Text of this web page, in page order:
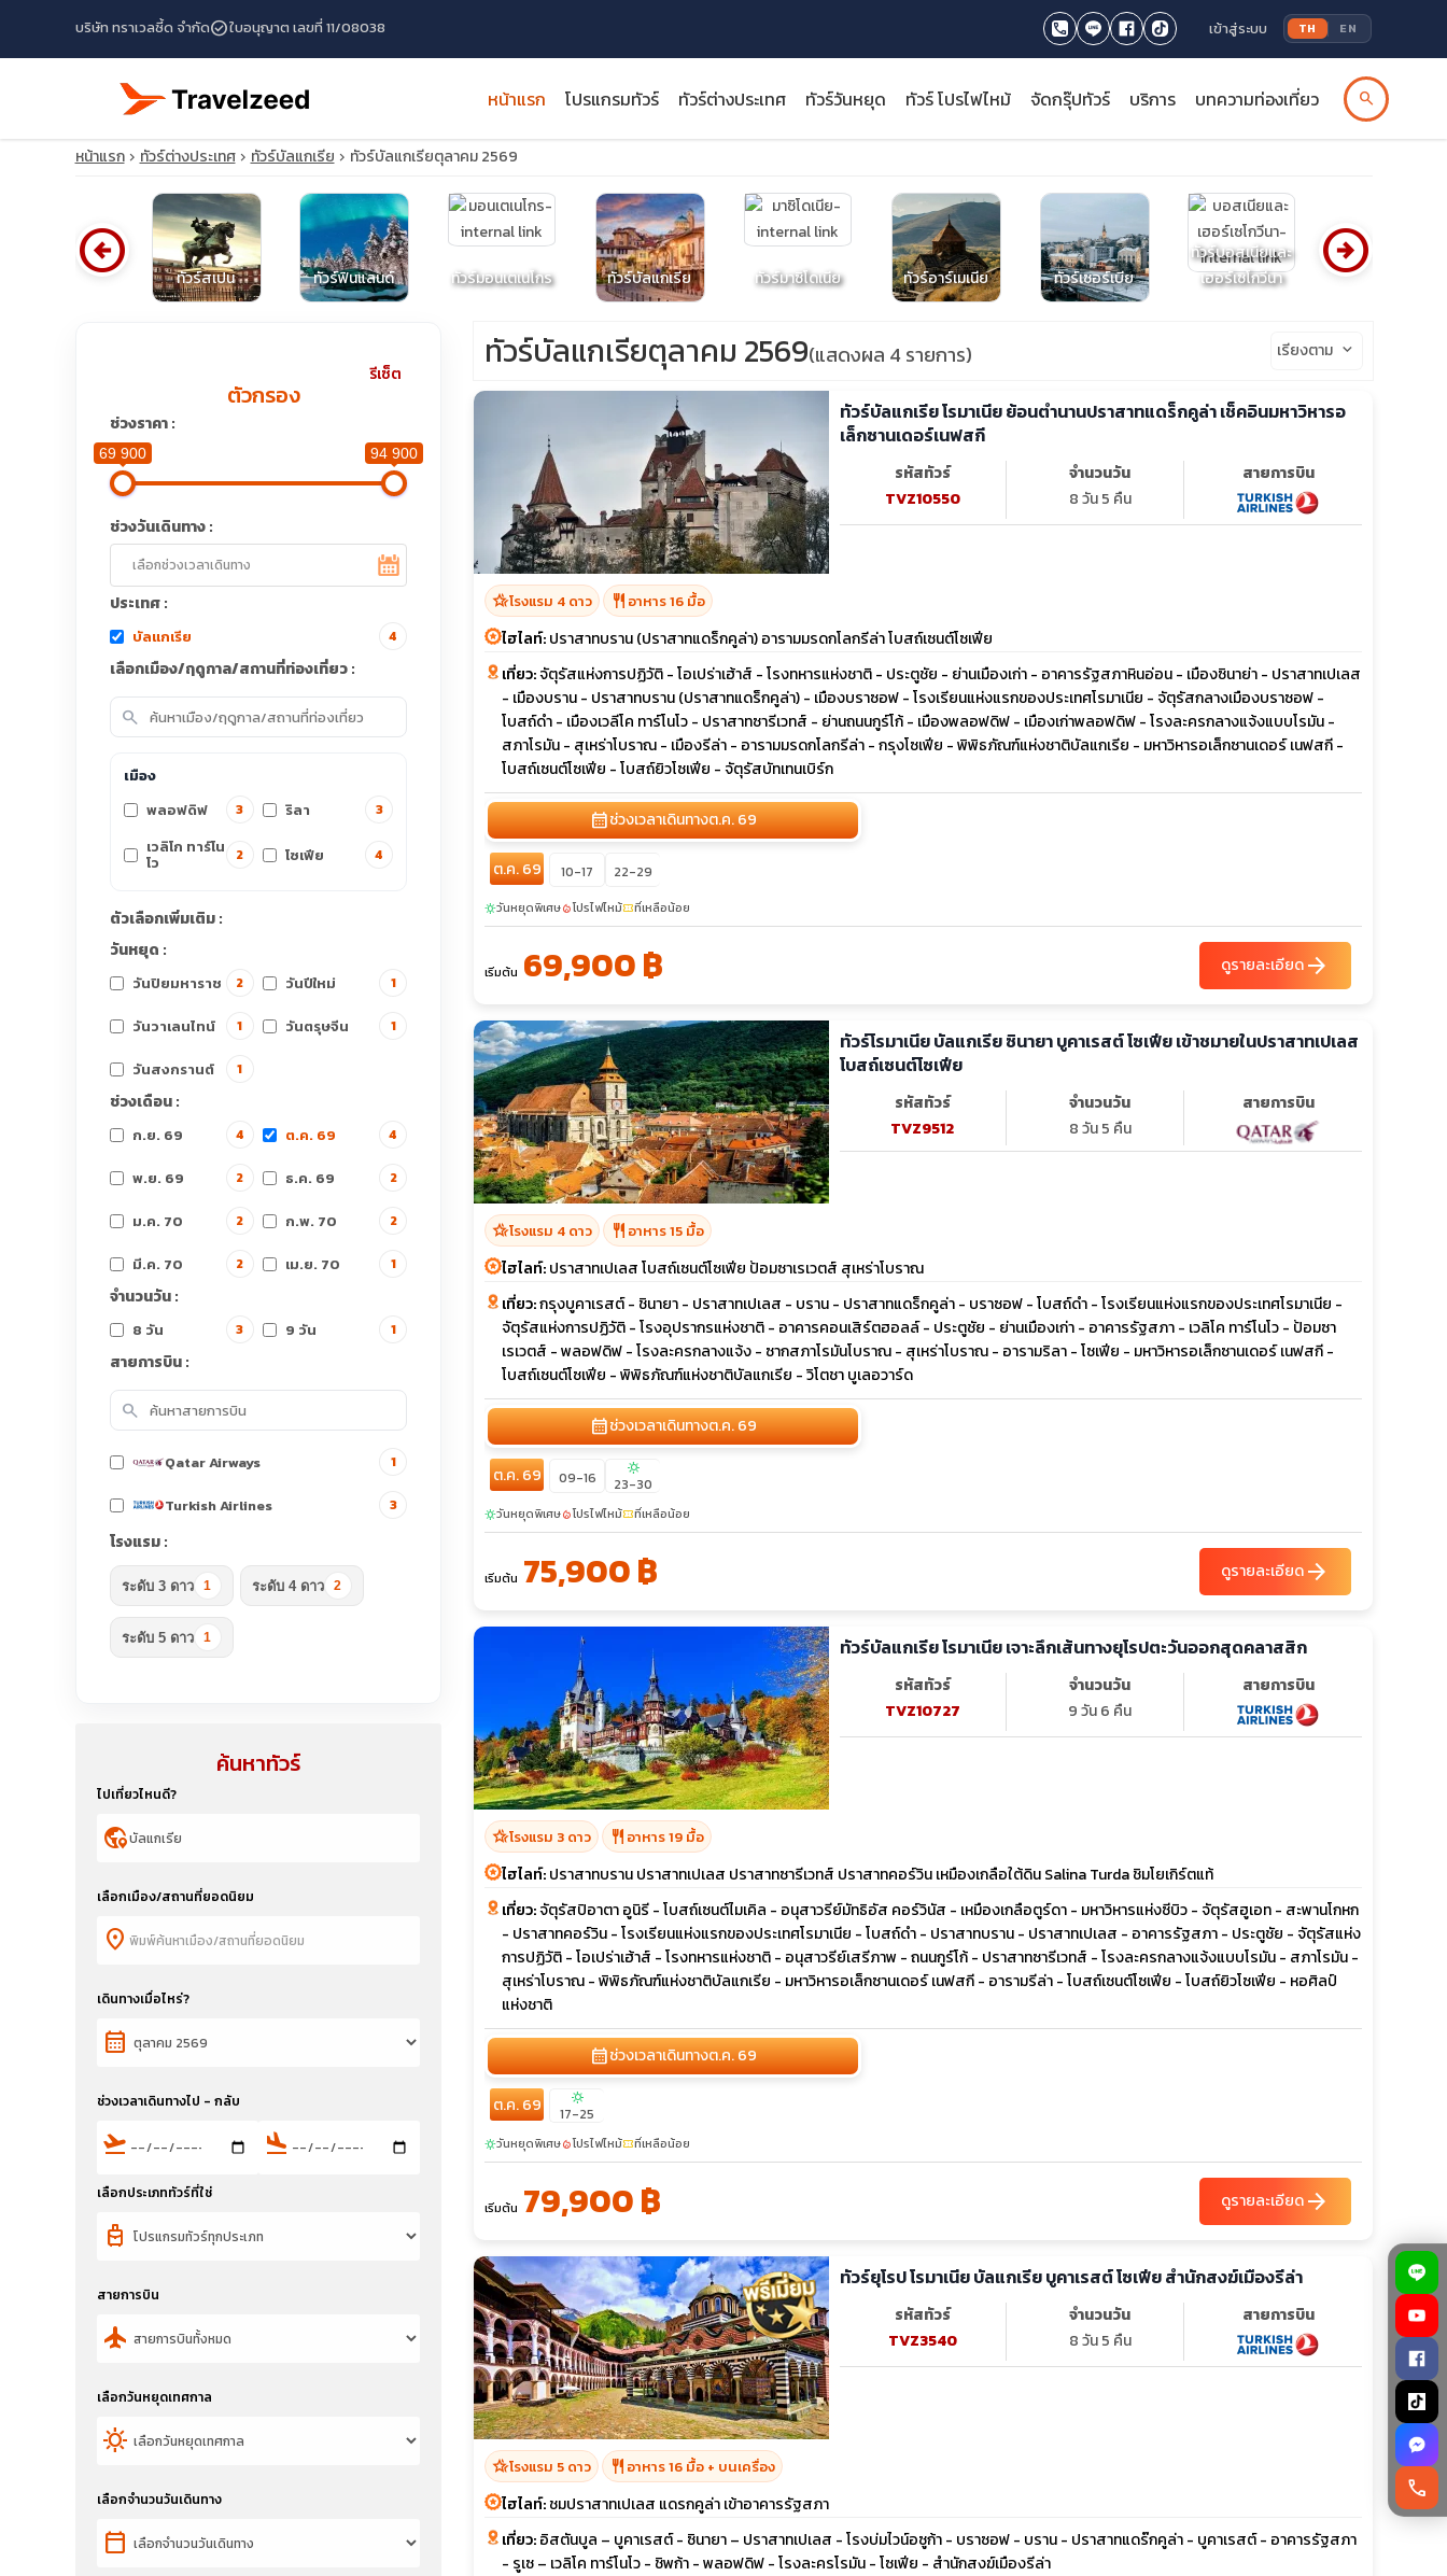
บริษัท ทราเวลซี้ด จำกัดcheck_circleใบอนุญาต เลขที่ 11/08038 เข้าสู่ระบบ TH EN
หน้าแรก โปรแกรมทัวร์ ทัวร์ต่างประเทศ ทัวร์วันหยุด ทัวร์ โปรไฟไหม้ จัดกรุ๊ปทัวร์ บริการ บทความท่องเที่ยว search
close
หน้าแรก ทัวร์ต่างประเทศ ทัวร์บัลแกเรีย ทัวร์บัลแกเรียตุลาคม 2569
ทัวร์บอสเนียและ
เฮอร์เซโกวีนา
ทัวร์สเปน ทัวร์ฟินแลนด์ ทัวร์มอนเตเนโกร ทัวร์บัลแกเรีย ทัวร์มาซิโดเนีย ทัวร์อาร์เมเนีย ทัวร์เซอร์เบีย
ทัวร์บอสเนียและ
เฮอร์เซโกวีนา
arrow_circle_left arrow_circle_right
รีเซ็ต
ตัวกรอง
ช่วงราคา :
69 900 94 900
ช่วงวันเดินทาง :
ประเทศ :
บัลแกเรีย 4
เลือกเมือง/ฤดูกาล/สถานที่ท่องเที่ยว :
search
เมือง
พลอฟดิฟ
3 ริลา 3
เวลิโก ทาร์โน
โว 2 โซเฟีย 4
ตัวเลือกเพิ่มเติม :
วันหยุด :
วันปิยมหาราช 2 วันปีใหม่ 1
วันวาเลนไทน์ 1 วันตรุษจีน 1
วันสงกรานต์ 1
ช่วงเดือน :
ก.ย. 69 4 ต.ค. 69 4
พ.ย. 69 2 ธ.ค. 69 2
ม.ค. 70 2 ก.พ. 70 2
มี.ค. 70 2 เม.ย. 70 1
จำนวนวัน :
8 วัน 3 9 วัน 1
สายการบิน :
search
Qatar Airways 1
Turkish Airlines 3
โรงแรม :
ระดับ 3 ดาว 1 ระดับ 4 ดาว 2
ระดับ 5 ดาว 1
ค้นหาทัวร์
ไปเที่ยวไหนดี?
globe_location_pin
เลือกเมือง/สถานที่ยอดนิยม
location_on
เดินทางเมื่อไหร่?
calendar_month
ช่วงเวลาเดินทางไป - กลับ
flight_takeoff flight_land
เลือกประเภททัวร์ที่ใช่
travel_luggage_and_bags
สายการบิน
flight
เลือกวันหยุดเทศกาล
sunny
เลือกจำนวนวันเดินทาง
calendar_today
ทัวร์บัลแกเรียตุลาคม 2569(แสดงผล 4 รายการ) เรียงตาม keyboard_arrow_down
ทัวร์บัลแกเรีย โรมาเนีย ย้อนตำนานปราสาทแดร็กคูล่า เช็คอินมหาวิหารอ
เล็กซานเดอร์เนฟสกี
รหัสทัวร์
TVZ10550
จำนวนวัน
8 วัน 5 คืน
สายการบิน
hotel_classโรงแรม 4 ดาว restaurant อาหาร 16 มื้อ
ไฮไลท์:ปราสาทบราน (ปราสาทแดร็กคูล่า) อารามมรดกโลกรีล่า โบสถ์เซนต์โซเฟีย
เที่ยว:จัตุรัสแห่งการปฏิวัติ - โอเปร่าเฮ้าส์ - โรงทหารแห่งชาติ - ประตูชัย - ย่านเมืองเก่า - อาคารรัฐสภาหินอ่อน - เมืองซินาย่า - ปราสาทเปเลส
- เมืองบราน - ปราสาทบราน (ปราสาทแดร็กคูล่า) - เมืองบราซอฟ - โรงเรียนแห่งแรกของประเทศโรมาเนีย - จัตุรัสกลางเมืองบราซอฟ -
โบสถ์ดำ - เมืองเวลีโค ทาร์โนโว - ปราสาทซารีเวทส์ - ย่านถนนกูร์โก้ - เมืองพลอฟดิฟ - เมืองเก่าพลอฟดิฟ - โรงละครกลางแจ้งแบบโรมัน -
สภาโรมัน - สุเหร่าโบราณ - เมืองรีล่า - อารามมรดกโลกรีล่า - กรุงโซเฟีย - พิพิธภัณฑ์แห่งชาติบัลแกเรีย - มหาวิหารอเล็กซานเดอร์ เนฟสกี -
โบสถ์เซนต์โซเฟีย - โบสถ์ยิวโซเฟีย - จัตุรัสบัทเทนเบิร์ก
calendar_monthช่วงเวลาเดินทางต.ค. 69
ต.ค. 69 10-17 22-29
sunnyวันหยุดพิเศษlocal_fire_departmentโปรไฟไหม้confirmation_numberที่เหลือน้อย
เริ่มต้น 69,900 ฿ ดูรายละเอียดarrow_forward
ทัวร์โรมาเนีย บัลแกเรีย ซินายา บูคาเรสต์ โซเฟีย เข้าชมายในปราสาทเปเลส
โบสถ์เซนต์โซเฟีย
รหัสทัวร์
TVZ9512
จำนวนวัน
8 วัน 5 คืน
สายการบิน
hotel_classโรงแรม 4 ดาว restaurant อาหาร 15 มื้อ
ไฮไลท์:ปราสาทเปเลส โบสถ์เซนต์โซเฟีย ป้อมซาเรเวตส์ สุเหร่าโบราณ
เที่ยว:กรุงบูคาเรสต์ - ชินายา - ปราสาทเปเลส - บราน - ปราสาทแดร็กคูล่า - บราซอฟ - โบสถ์ดำ - โรงเรียนแห่งแรกของประเทศโรมาเนีย -
จัตุรัสแห่งการปฏิวัติ - โรงอุปรากรแห่งชาติ - อาคารคอนเสิร์ตฮอลล์ - ประตูชัย - ย่านเมืองเก่า - อาคารรัฐสภา - เวลิโค ทาร์โนโว - ป้อมซา
เรเวตส์ - พลอฟดิฟ - โรงละครกลางแจ้ง - ซากสภาโรมันโบราณ - สุเหร่าโบราณ - อารามริลา - โซเฟีย - มหาวิหารอเล็กซานเดอร์ เนฟสกี -
โบสถ์เซนต์โซเฟีย - พิพิธภัณฑ์แห่งชาติบัลแกเรีย - วิโตชา บูเลอวาร์ด
calendar_monthช่วงเวลาเดินทางต.ค. 69
ต.ค. 69 09-16
sunny
23-30
sunnyวันหยุดพิเศษlocal_fire_departmentโปรไฟไหม้confirmation_numberที่เหลือน้อย
เริ่มต้น 75,900 ฿ ดูรายละเอียดarrow_forward
ทัวร์บัลแกเรีย โรมาเนีย เจาะลึกเส้นทางยุโรปตะวันออกสุดคลาสสิก
รหัสทัวร์
TVZ10727
จำนวนวัน
9 วัน 6 คืน
สายการบิน
hotel_classโรงแรม 3 ดาว restaurant อาหาร 19 มื้อ
ไฮไลท์:ปราสาทบราน ปราสาทเปเลส ปราสาทซารีเวทส์ ปราสาทคอร์วิน เหมืองเกลือใต้ดิน Salina Turda ชิมโยเกิร์ตแท้
เที่ยว:จัตุรัสปิอาตา อูนิรี - โบสถ์เซนต์ไมเคิล - อนุสาวรีย์มัทธิอัส คอร์วินัส - เหมืองเกลือตูร์ดา - มหาวิหารแห่งซีบิว - จัตุรัสฮูเอท - สะพานโกหก
- ปราสาทคอร์วิน - โรงเรียนแห่งแรกของประเทศโรมาเนีย - โบสถ์ดำ - ปราสาทบราน - ปราสาทเปเลส - อาคารรัฐสภา - ประตูชัย - จัตุรัสแห่ง
การปฏิวัติ - โอเปร่าเฮ้าส์ - โรงทหารแห่งชาติ - อนุสาวรีย์เสรีภาพ - ถนนกูร์โก้ - ปราสาทซารีเวทส์ - โรงละครกลางแจ้งแบบโรมัน - สภาโรมัน -
สุเหร่าโบราณ - พิพิธภัณฑ์แห่งชาติบัลแกเรีย - มหาวิหารอเล็กซานเดอร์ เนฟสกี - อารามรีล่า - โบสถ์เซนต์โซเฟีย - โบสถ์ยิวโซเฟีย - หอศิลป์
แห่งชาติ
calendar_monthช่วงเวลาเดินทางต.ค. 69
ต.ค. 69 sunny
17-25
sunnyวันหยุดพิเศษlocal_fire_departmentโปรไฟไหม้confirmation_numberที่เหลือน้อย
เริ่มต้น 79,900 ฿ ดูรายละเอียดarrow_forward
ทัวร์ยุโรป โรมาเนีย บัลแกเรีย บูคาเรสต์ โซเฟีย สำนักสงฆ์เมืองรีล่า
รหัสทัวร์
TVZ3540
จำนวนวัน
8 วัน 5 คืน
สายการบิน
hotel_classโรงแรม 5 ดาว restaurant อาหาร 16 มื้อ + บนเครื่อง
ไฮไลท์:ชมปราสาทเปเลส แดรกคูล่า เข้าอาคารรัฐสภา
เที่ยว:อิสตันบูล – บูคาเรสต์ - ซินายา – ปราสาทเปเลส - โรงบ่มไวน์อซูก้า - บราซอฟ - บราน - ปราสาทแดร๊กคูล่า - บูคาเรสต์ - อาคารรัฐสภา
- รูเซ – เวลิโค ทาร์โนโว - ชิพก้า - พลอฟดิฟ - โรงละครโรมัน - โซเฟีย - สำนักสงฆ์เมืองรีล่า
call